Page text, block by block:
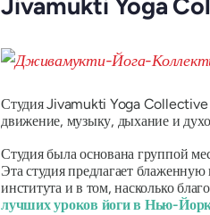
Студия Jivamukti Yoga Collective
движение, музыку, дыхание и
Студия была основана группой
Эта студия предлагает
института и в том, насколько
лучших уроков йоги в Нью-